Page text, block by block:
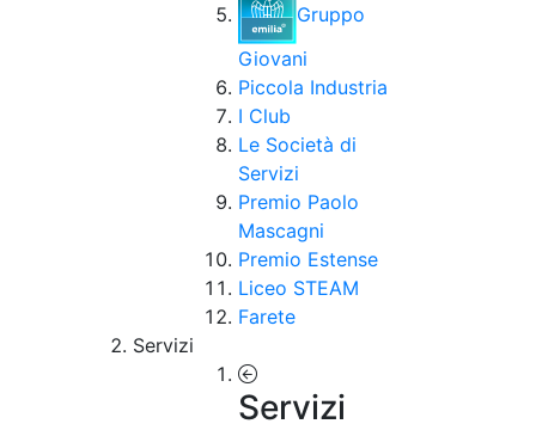
Gruppo
Giovani
Piccola Industria
I Club
Le Società di
Servizi
Premio Paolo
Mascagni
Premio Estense
Liceo STEAM
Farete
Servizi
Servizi